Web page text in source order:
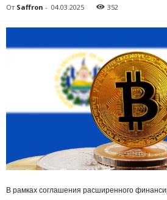
От Saffron - 04.03.2025 352
В рамках соглашения расширенного